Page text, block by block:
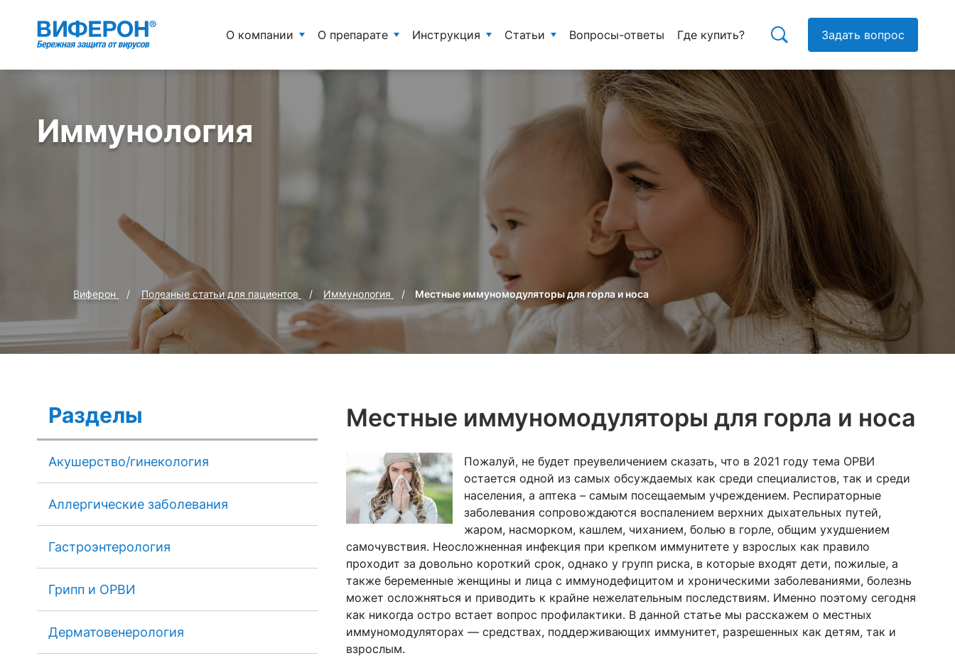
О компании О препарате Инструкция Статьи Вопросы-ответы Где купить? Задать вопрос
Иммунология
Виферон Полезные статьи для пациентов Иммунология Местные иммуномодуляторы для горла и носа
Разделы
Акушерство/гинекология
Аллергические заболевания
Гастроэнтерология
Грипп и ОРВИ
Дерматовенерология
Местные иммуномодуляторы для горла и носа
Пожалуй, не будет преувеличением сказать, что в 2021 году тема ОРВИ
остается одной из самых обсуждаемых как среди специалистов, так и среди
населения, а аптека – самым посещаемым учреждением. Респираторные
заболевания сопровождаются воспалением верхних дыхательных путей,
жаром, насморком, кашлем, чиханием, болью в горле, общим ухудшением
самочувствия. Неосложненная инфекция при крепком иммунитете у взрослых как правило
проходит за довольно короткий срок, однако у групп риска, в которые входят дети, пожилые, а
также беременные женщины и лица с иммунодефицитом и хроническими заболеваниями, болезнь
может осложняться и приводить к крайне нежелательным последствиям. Именно поэтому сегодня
как никогда остро встает вопрос профилактики. В данной статье мы расскажем о местных
иммуномодуляторах — средствах, поддерживающих иммунитет, разрешенных как детям, так и
взрослым.